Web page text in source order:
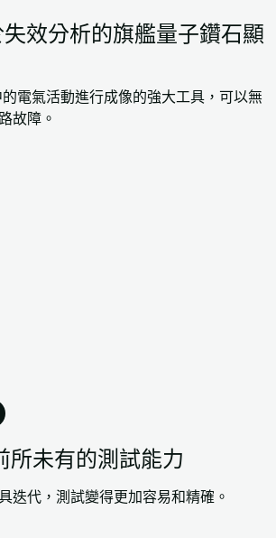
失效分析的旗艦量子鑽石顯
電氣活動進行成像的強大工具，可以無
故障。
所未有的測試能力
迭代，測試變得更加容易和精確。